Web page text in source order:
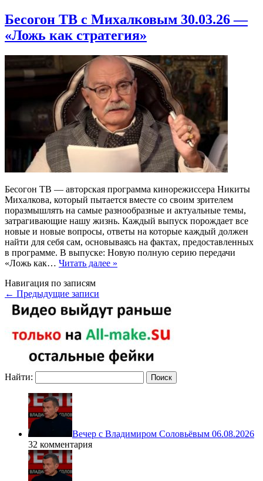
Бесогон ТВ с Михалковым 30.03.26 —
«Ложь как стратегия»
Бесогон ТВ — авторская программа кинорежиссера Никиты
Михалкова, который пытается вместе со своим зрителем
поразмышлять на самые разнообразные и актуальные темы,
затрагивающие нашу жизнь. Каждый выпуск порождает все
новые и новые вопросы, ответы на которые каждый должен
найти для себя сам, основываясь на фактах, предоставленных
в программе. В выпуске: Новую полную серию передачи
«Ложь как… Читать далее »
Навигация по записям
← Предыдущие записи
Найти:
Вечер с Владимиром Соловьёвым 06.08.2026
32 комментария